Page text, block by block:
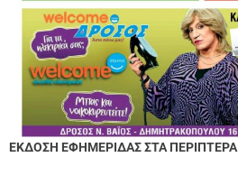
ΕΚΔΟΣΗ ΕΦΗΜΕΡΙΔΑΣ ΣΤΑ ΠΕΡΙΠΤΕΡΑ